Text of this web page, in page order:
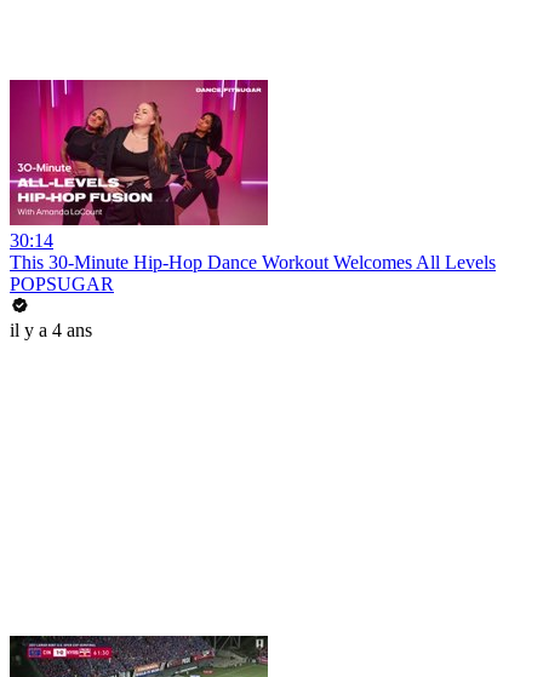
30:14
This 30-Minute Hip-Hop Dance Workout Welcomes All Levels
POPSUGAR
il y a 4 ans